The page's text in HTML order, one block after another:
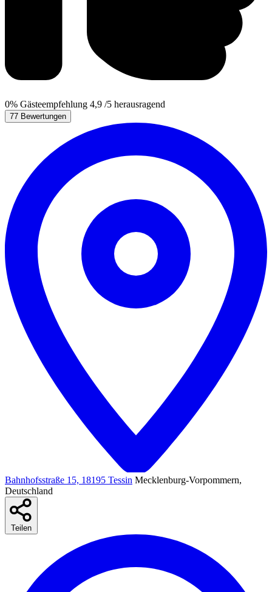
0% Gästeempfehlung 4,9 /5 herausragend
77 Bewertungen
Bahnhofsstraße 15, 18195 Tessin Mecklenburg-Vorpommern,
Deutschland
Teilen